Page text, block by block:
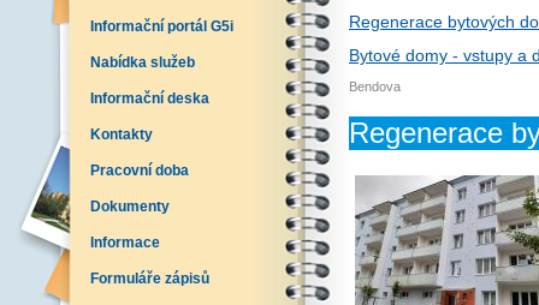
Informační portál G5i
Nabídka služeb
Informační deska
Kontakty
Pracovní doba
Dokumenty
Informace
Formuláře zápisů
Regenerace bytových
Bytové domy - vstupy a
Bendova
Regenerace